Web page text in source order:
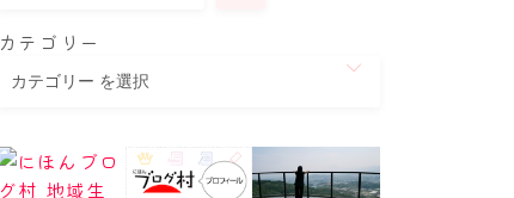
カテゴリー